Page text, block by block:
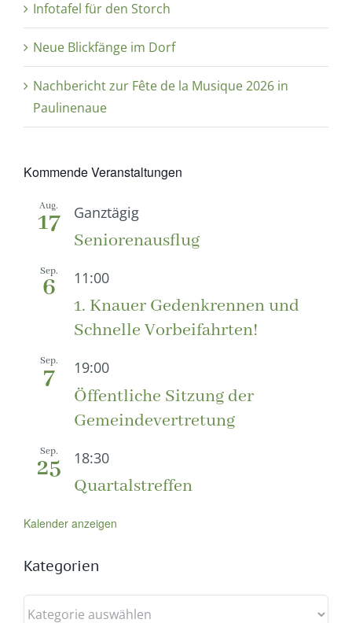
Infotafel für den Storch
Neue Blickfänge im Dorf
Nachbericht zur Fête de la Musique 2026 in
Paulinenaue
Kommende Veranstaltungen
Aug.
17 Ganztägig
Seniorenausflug
Sep.
6 11:00
1. Knauer Gedenkrennen und
Schnelle Vorbeifahrten!
Sep.
7 19:00
Öffentliche Sitzung der
Gemeindevertretung
Sep.
25 18:30
Quartalstreffen
Kalender anzeigen
Kategorien
Kategorien